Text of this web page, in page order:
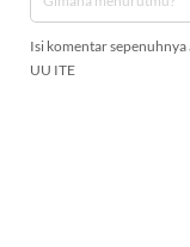
Isi komentar
UU ITE